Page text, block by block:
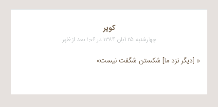
کویر
چهارشنبه ۲۵ آبان ۱۳۸۴ در ۱:۰۶ بعد از ظهر
« [دیگر نزد ما] شکستن شگفت نیست»